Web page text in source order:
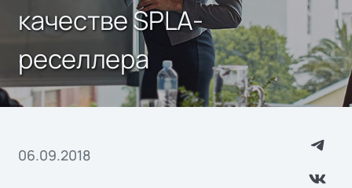
качестве SPLA-
реселлера
06.09.2018